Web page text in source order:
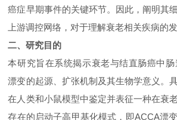
癌症早期事件的关键环节。因此 ，阐明其
上游调控网络，对于理解衰老相关疾病的
二、研究目的
本研究旨在系统揭示衰老与结直肠癌中肠
漂变的起源、扩张机制及其生物学意义。
在人类和小鼠模型中鉴定并表征一种在衰
存在的启动子高甲基化模式，即ACCA漂